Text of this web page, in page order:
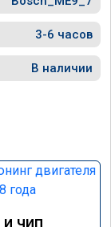
3-6 часов
В наличии
чип